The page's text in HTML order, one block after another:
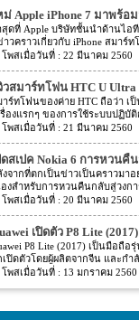
ราจะมารีวิวให้ท่านได้รู้จักกับ
จุดขายตรงกล้องหน้าที่มาเป็นคู่
องหน้าที่มาเป็นคู่แล้วยังมีส่วนอื่
ใจอีก Nubia M2 ใช้กล้องหน้าแ
ามละเอียดสูงถึง 13MP มีรูรับแสง
องหน้าสำหรับการเซลฟี่มีความ
พร้อมกับรูรับแสง f/2.0 กล้อง
มารถจับภาพได้กว้างถึง 80 องศ
ให้การถ่ายรูปเซลฟี่ได้กว้างมาก
าจอเป็นแบบ AMOLED มีความล
1080p ขนาด 5.5 นิ้ว ระบบประม
ทำงานจะเป็นชิปเซ็ต
นชิปประมวลผลของ Qualcomm
หน่วยความจำมีให้เลือกอยู่ 2
ม่ Apple iPhone 7 มาพร้อ
นแรง
สุดที่ Apple บริษัทชั้นนำด้านไอ
าวคราวเกี่ยวกับ iPhone สมาร์
ในประเทศไทยและทั่วโลก และใ
จจะพลาดโอกาสได้สัมผัสเทคโน
สมัยในคราวนั้น แต่ก็ถือว่า เป็น
คุณกำลังจะได้สัมผัสกับ iPhone
อมการออกแบบสีของบอดี้ด้วยสี
นแรง เร้าใจแบบสุดๆ ทำให้สาวก
กระเป๋าสั่นกันเลยทีเดียว ก
7 สีแดง ได้แรงบันดาลใจม
ลของ iGadget ซึ่งปกติแล้ว การ
จะให้บริษัทข้างนอกช่วยในก
งให้ แต่บอดี้นี้สีนี้ Apple ลงแรงปรั
ดงอันร้อนแรง Apple จะจับความ
ปใน iPhone 7 และ iPhone 7
ษัท Apple ได้กำหนดวันจำหน่าย
มีนาคม 2560 ที่จะถึงนี้ เวลาใ
ยเป็นเวลาช่วงเช้าประมาณ
ลาในฝั่งประเทศแถบแปซิฟิก) การ
22 มีนาคม 2560
วสมาร์ทโฟน HTC U Ultra
าร์ทโฟนของค่าย HTC ถือว่า เ
รื่องแรกๆ ของการใช้ระบบปฏิบัติ
หลายคนน่าจะจำได้ ในช่ว
ที่ฮิตกันทั่วบ้านทั่วเมือง สมาร์
ที่สามารถเล่นเกมส์ Angry Bird
าร์ทโฟนจากค่าย HTC หลังจากนั้
ด้มีการพัฒนาสมาร์ทโฟนขึ้นมา
กมาย ล่าสุดได้เตรียมปล่อยรุ่นให
U Ultra HTC U Ultra มาพร้อ
Super LCD5 มีขนาด 5.7 นิ้ว หน้
Gorilla Glass 5 ซึ่งเป็นหน้าจอใ
มารถป้องกันรอยขีดข่วนได้ ควา
งภาพสูงถึง 1,040 X 2,560 พิกเ
ใช้ชิปประมวลผล
ความเร็วให้เลือกถึง 2 แบบ คือ
21 มีนาคม 2560
ดสเปค Nokia 6 การหวนคื
มาร์ทโฟน
งจากที่ตกเป็นข่าวเป็นคราวมาอ
องสำหรับการหวนคืนกลับสู่วงก
น อย่างสมาร์ทโฟนในแบรนด์
อาสมาร์ทโฟนรุ่นนี้ไปทดสอบในห้
ร Nokia 6 เปิดตัวรุ่นแรกภายใต้
ซึ่งจะมีความน่าสนใจทั้งในเรื่
ฟต์แวร์และวัสดุอุปกรณ์ที่นำมา
6 ไม่ได้เป็นสมาร์ทโฟนระดับ
นสมาร์ทโฟนราคากลางๆ ที่เตรี
ะเทศไทยและในต่างประเทศ ถึง
20 มีนาคม 2560
เปิดตัว P8 Lite
อมหน้าจอ 1080p ชิพเซ็ท
P8 Lite (2017) เป็นมือถือ
เปิดตัวโดยผู้ผลิตจากจีน และกำ
ตลาดยุโรปบางประเทศในเร็วๆ
ว แม้กระทั่งตอนนี้ P9 Lite ถูกพั
13 มกราคม 2560